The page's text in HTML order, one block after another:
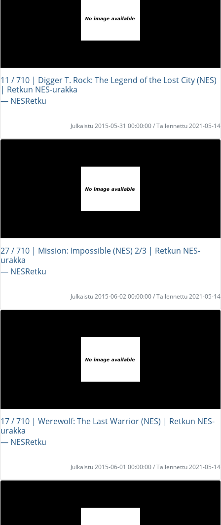
11 / 710 | Digger T. Rock: The Legend of the Lost City (NES)
| Retkun NES-urakka
― NESRetku
Julkaistu 2015-05-31 00:00:00 / Tallennettu 2021-05-14
27 / 710 | Mission: Impossible (NES) 2/3 | Retkun NES-
urakka
― NESRetku
Julkaistu 2015-06-02 00:00:00 / Tallennettu 2021-05-14
17 / 710 | Werewolf: The Last Warrior (NES) | Retkun NES-
urakka
― NESRetku
Julkaistu 2015-06-01 00:00:00 / Tallennettu 2021-05-14